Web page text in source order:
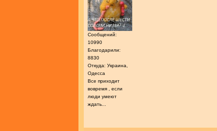
Сообщений:
10990
Благодарили:
8830
Откуда: Украина,
Одесса
Все приходит
вовремя , если
люди умеют
ждать...